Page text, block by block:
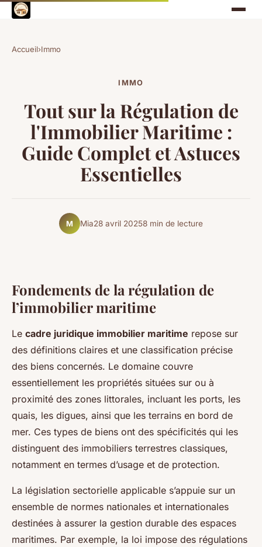
Accueil›Immo
IMMO
Tout sur la Régulation de
l'Immobilier Maritime :
Guide Complet et Astuces
Essentielles
M Mia28 avril 20258 min de lecture
Fondements de la régulation de
l’immobilier maritime
Le cadre juridique immobilier maritime repose sur
des définitions claires et une classification précise
des biens concernés. Le domaine couvre
essentiellement les propriétés situées sur ou à
proximité des zones littorales, incluant les ports, les
quais, les digues, ainsi que les terrains en bord de
mer. Ces types de biens ont des spécificités qui les
distinguent des immobiliers terrestres classiques,
notamment en termes d’usage et de protection.
La législation sectorielle applicable s’appuie sur un
ensemble de normes nationales et internationales
destinées à assurer la gestion durable des espaces
maritimes. Par exemple, la loi impose des régulations